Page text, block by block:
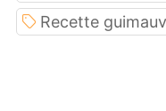
Recette